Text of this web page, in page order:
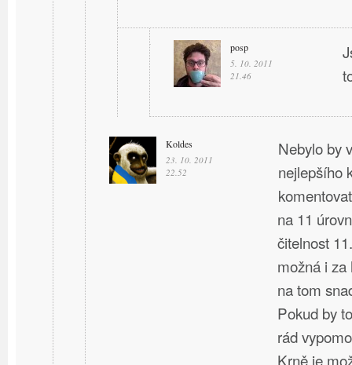
posp
5. 10. 2011
21.46
Koldes
23. 10. 2011
22.52
Nebylo by
nejlepšího
na 11
čitelnost
možná i za
na tom
Pokud by
rád
Krně je